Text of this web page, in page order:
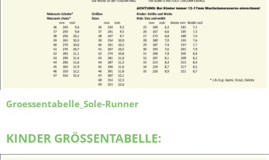
Groessentabelle_Sole-Runner
KINDER GRÖSSENTABELLE: